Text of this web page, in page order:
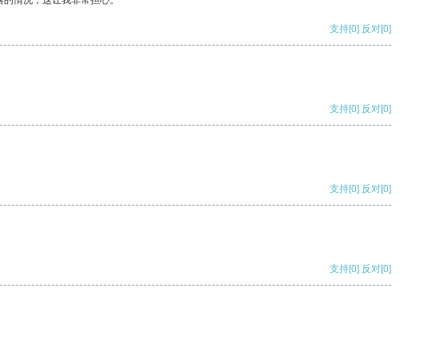
支持[0] 反对[0]
支持[0] 反对[0]
支持[0] 反对[0]
支持[0] 反对[0]